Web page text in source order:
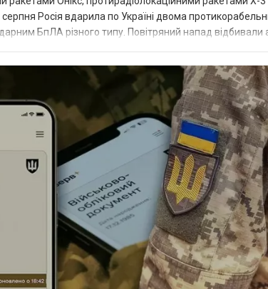
Росія вдарила по Україні двома
БпЛА різного типу. Повітряний напад відбивали